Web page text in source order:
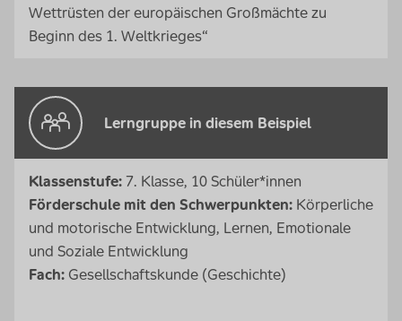
Wettrüsten der europäischen Großmächte zu
Beginn des 1. Weltkrieges“
Lerngruppe in diesem Beispiel
Klassenstufe:7. Klasse, 10 Schüler*innen
Förderschule mit den Schwerpunkten: Körperliche
und motorische Entwicklung, Lernen, Emotionale
und Soziale Entwicklung
Fach: Gesellschaftskunde (Geschichte)